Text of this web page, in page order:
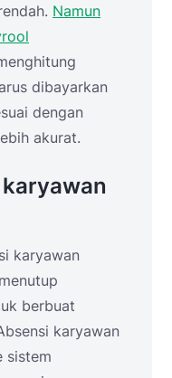
Namun
dibayarkan
dengan
akurat.
karyawan
berbuat
karyawan
sistem